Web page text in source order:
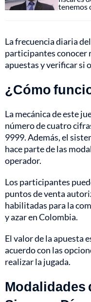
tenemos
La frecuencia diaria
participantes conocer
apuestas y verificar si
¿Cómo
La mecánica de este
número de cuatro
9999. Además, el
hace parte de las
operador.
Los participantes
puntos de venta
habilitadas para la
y azar en Colombia.
El valor de la apuesta
acuerdo con las
realizar la jugada.
Modalidades